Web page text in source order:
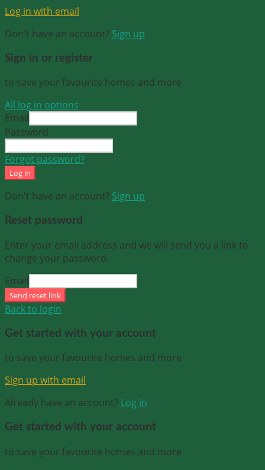
Log in with email
Don't have an account? Sign up
Sign in or register
to save your favourite homes and more
All log in options
Email
Password
Forgot password?
Log in
Don't have an account? Sign up
Reset password
Enter your email address and we will send you a link to
change your password.
Email
Send reset link
Back to login
Get started with your account
to save your favourite homes and more
Sign up with email
Already have an account? Log in
Get started with your account
to save your favourite homes and more